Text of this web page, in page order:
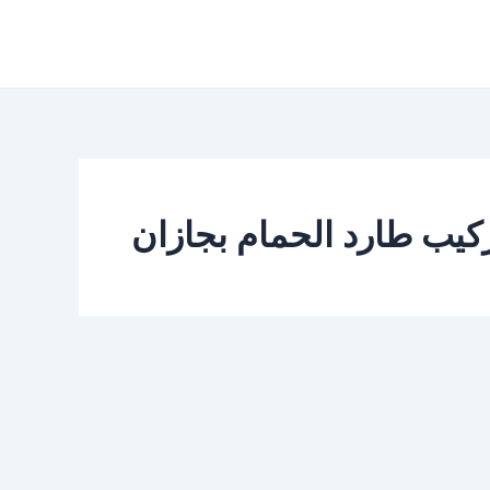
طارد الحمام بجازان